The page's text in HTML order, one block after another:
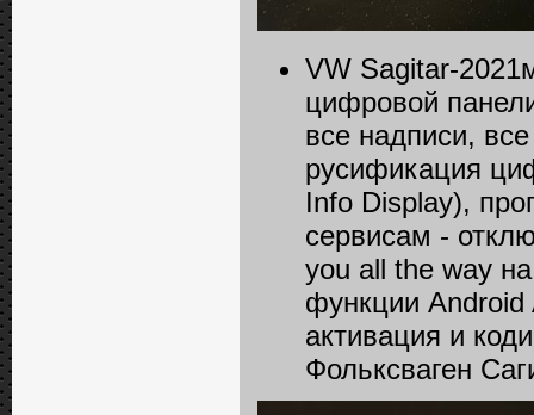
VW Sagitar-
цифровой
все надписи,
русификация
Info Displаy),
сервисам -
you all the way
функции Android
активация и
Фольксваген